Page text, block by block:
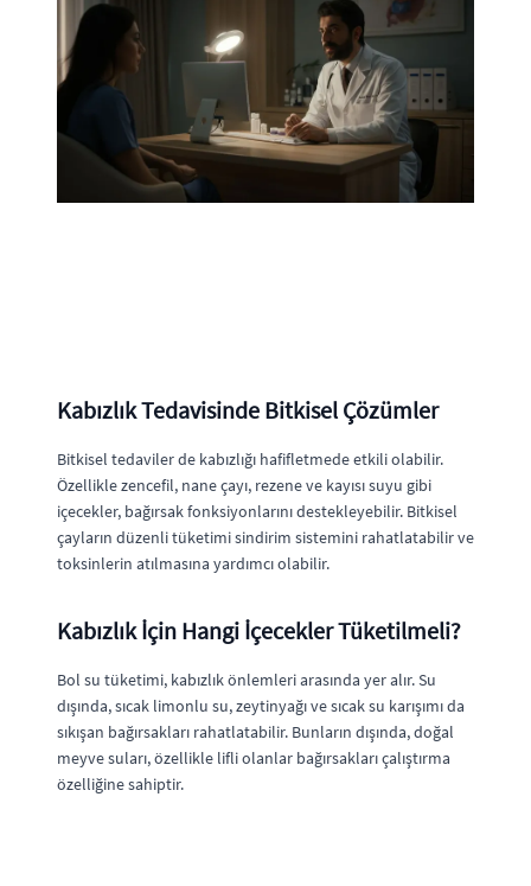
Kabızlık Tedavisinde Bitkisel Çözümler
Bitkisel tedaviler de kabızlığı hafifletmede etkili olabilir.
Özellikle zencefil, nane çayı, rezene ve kayısı suyu gibi
içecekler, bağırsak fonksiyonlarını destekleyebilir. Bitkisel
çayların düzenli tüketimi sindirim sistemini rahatlatabilir ve
toksinlerin atılmasına yardımcı olabilir.
Kabızlık İçin Hangi İçecekler Tüketilmeli?
Bol su tüketimi, kabızlık önlemleri arasında yer alır. Su
dışında, sıcak limonlu su, zeytinyağı ve sıcak su karışımı da
sıkışan bağırsakları rahatlatabilir. Bunların dışında, doğal
meyve suları, özellikle lifli olanlar bağırsakları çalıştırma
özelliğine sahiptir.